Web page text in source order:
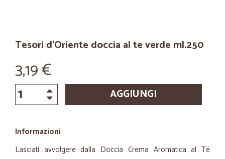
Tesori d'Oriente doccia al te verde ml.250
3,19 €
AGGIUNGI
Informazioni
Lasciati avvolgere dalla Doccia Crema Aromatica al Té